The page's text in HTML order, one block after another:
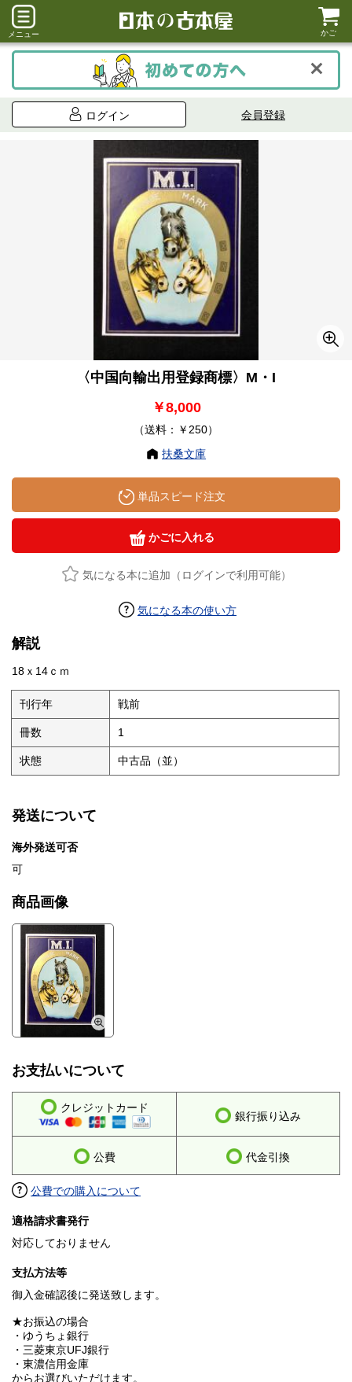
メニュー かご
ログイン 会員登録
〈中国向輸出用登録商標〉M・I
￥8,000
（送料：￥250）
扶桑文庫
単品スピード注文
かごに入れる
気になる本に追加（ログインで利用可能）
気になる本の使い方
解説
18ｘ14ｃｍ
刊行年 戦前
冊数 1
状態 中古品（並）
発送について
海外発送可否
可
商品画像
お支払いについて
クレジットカード
銀行振り込み
公費 代金引換
公費での購入について
適格請求書発行
対応しておりません
支払方法等
御入金確認後に発送致します。
★お振込の場合
・ゆうちょ銀行
・三菱東京UFJ銀行
・東濃信用金庫
からお選びいただけます。